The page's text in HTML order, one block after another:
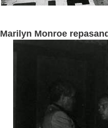
Marilyn Monroe